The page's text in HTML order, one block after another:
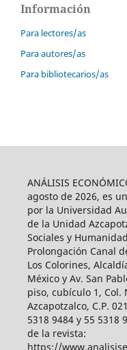
Información
Para lectores/as
Para autores/as
Para bibliotecarios/as
ANÁLISIS
agosto de 2026, es
por la Universidad
de la Unidad
Sociales y
Prolongación Canal
Los Colorines,
México y Av. San
piso, cubículo 1, Col.
Azcapotzalco, C.P.
5318 9484 y 55 5318
de la revista:
https://